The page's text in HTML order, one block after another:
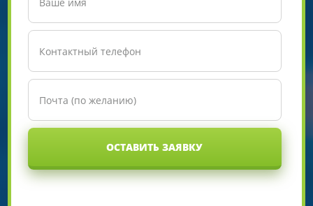
ОСТАВИТЬ ЗАЯВКУ